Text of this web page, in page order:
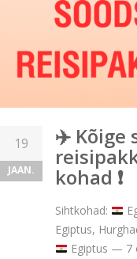
19
JAAN.
✈️ Kõige
kohad ❗
Sihtkohad:
Egiptus,
Egiptus — 7